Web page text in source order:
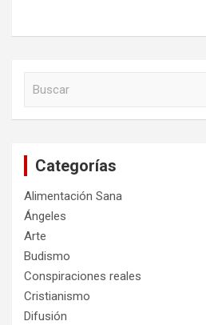
Categorías
Alimentación Sana
Ángeles
Arte
Budismo
Conspiraciones reales
Cristianismo
Difusión